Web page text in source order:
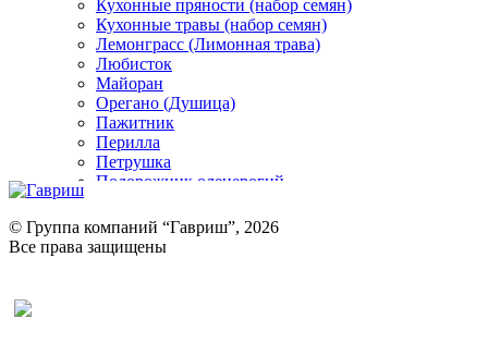
Кухонные пряности (набор семян)
Кухонные травы (набор семян)
Лемонграсс (Лимонная трава)
Любисток
Майоран
Орегано (Душица)
Пажитник
Перилла
Петрушка
Подорожник оленерогий
Ревень
Рукола
Рута
© Группа компаний “Гавриш”, 2026
Все права защищены